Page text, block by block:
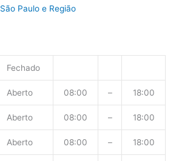
São Paulo e Região
Fechado
Aberto 08:00 – 18:00
Aberto 08:00 – 18:00
Aberto 08:00 – 18:00